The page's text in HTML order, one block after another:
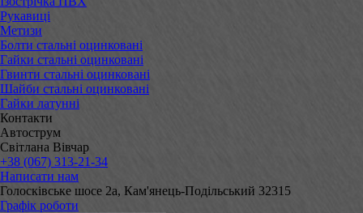
Рукавиці
Метизи
Болти стальні оцинковані
Гайки стальні оцинковані
Гвинти стальні оцинковані
Шайби стальні оцинковані
Гайки латунні
Контакти
Автострум
Світлана Вівчар
+38 (067) 313-21-34
Написати нам
Голосківське шосе 2а, Кам'янець-Подільський 32315
Графік роботи